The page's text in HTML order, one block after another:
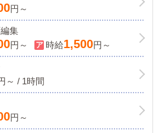
円～
集
円～ 時給1,500円～
～ / 1時間
円～